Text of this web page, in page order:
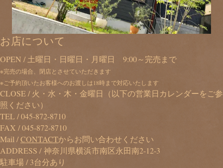
お店について
OPEN / 土曜日・日曜日・月曜日 9:00～完売まで
※完売の場合、閉店とさせていただきます
※ご予約頂いたお客様へのお渡しは18時まで対応いたします
CLOSE / 火・水・木・金曜日（以下の営業日カレンダーをご参
照ください）
TEL /045-872-8710
FAX / 045-872-8710
Mail /CONTACTからお問い合わせください
ADDRESS / 神奈川県横浜市南区永田南2-12-3
駐車場 / 3台分あり